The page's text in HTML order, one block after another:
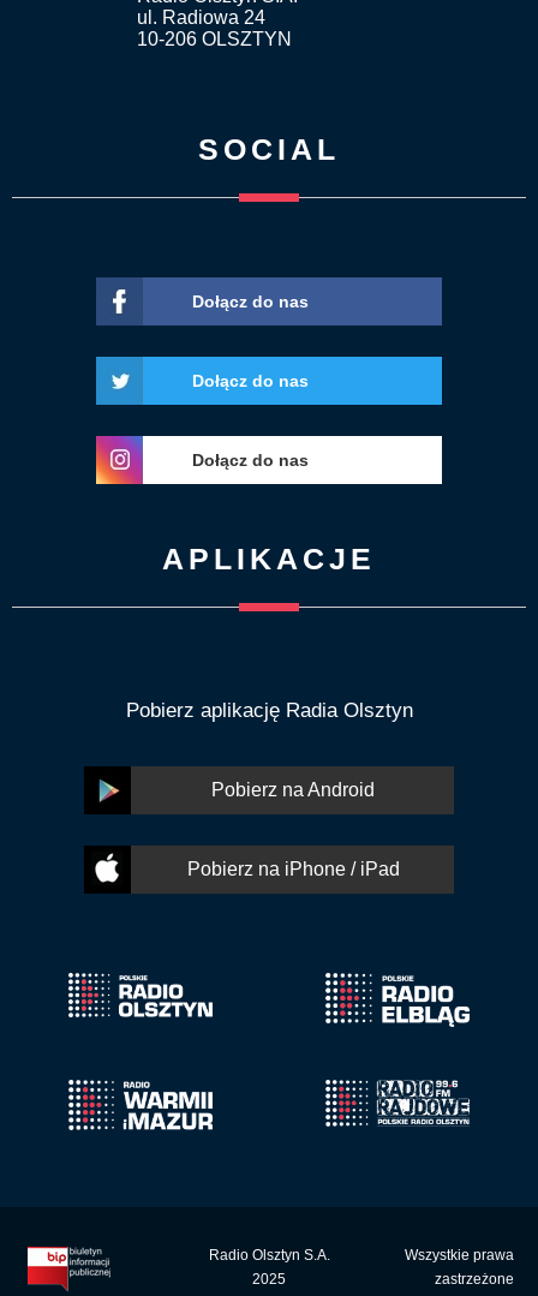
ul. Radiowa 24
10-206 OLSZTYN
SOCIAL
Dołącz do nas
Dołącz do nas
Dołącz do nas
APLIKACJE
Pobierz aplikację Radia Olsztyn
Pobierz na Android
Pobierz na iPhone / iPad
Radio Olsztyn S.A.
2025
Wszystkie prawa
zastrzeżone